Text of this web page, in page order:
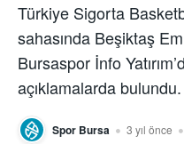
Türkiye Sigorta
sahasında Beşiktaş
Bursaspor İnfo
açıklamalarda bulundu.
Spor Bursa 3 yıl önce